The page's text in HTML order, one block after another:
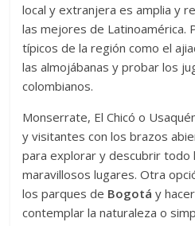
local y extranjera es amplia y
las mejores de Latinoamérica.
típicos de la región como el
las almojábanas y probar los
colombianos.
Monserrate, El Chicó o
y visitantes con los brazos
para explorar y descubrir todo
maravillosos lugares. Otra
los parques de Bogotáy
contemplar la naturaleza o